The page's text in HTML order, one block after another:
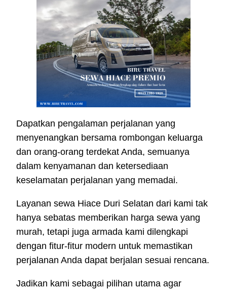
Dapatkan pengalaman perjalanan yang
menyenangkan bersama rombongan keluarga
dan orang-orang terdekat Anda, semuanya
dalam kenyamanan dan ketersediaan
keselamatan perjalanan yang memadai.
Layanan sewa Hiace Duri Selatan dari kami tak
hanya sebatas memberikan harga sewa yang
murah, tetapi juga armada kami dilengkapi
dengan fitur-fitur modern untuk memastikan
perjalanan Anda dapat berjalan sesuai rencana.
Jadikan kami sebagai pilihan utama agar